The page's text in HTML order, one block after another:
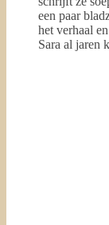
een paar
het verhaal
Sara al jaren